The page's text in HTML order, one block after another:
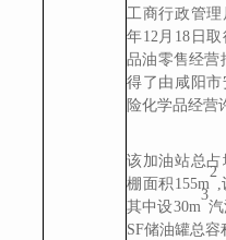
工商行政管理
年12月18日
品油零售经营
得了由咸阳
险化学品经营
该加油站总占
棚面积155m
2
,
其中设30m
3
SF储油罐总容